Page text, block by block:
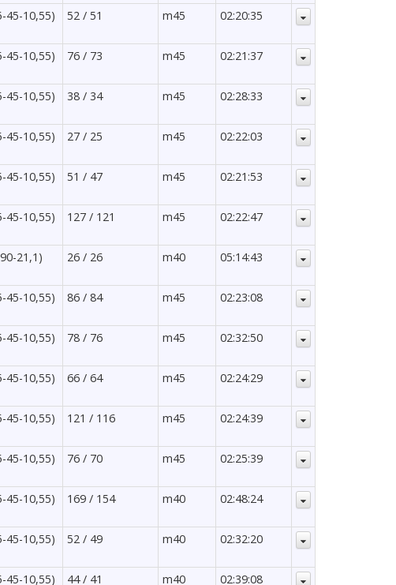
45-10,55) 52 / 51 m45 02:20:35
45-10,55) 76 / 73 m45 02:21:37
45-10,55) 38 / 34 m45 02:28:33
45-10,55) 27 / 25 m45 02:22:03
45-10,55) 51 / 47 m45 02:21:53
45-10,55) 127 / 121 m45 02:22:47
21,1) 26 / 26 m40 05:14:43
45-10,55) 86 / 84 m45 02:23:08
45-10,55) 78 / 76 m45 02:32:50
45-10,55) 66 / 64 m45 02:24:29
45-10,55) 121 / 116 m45 02:24:39
45-10,55) 76 / 70 m45 02:25:39
45-10,55) 169 / 154 m40 02:48:24
45-10,55) 52 / 49 m40 02:32:20
45-10,55) 44 / 41 m40 02:39:08